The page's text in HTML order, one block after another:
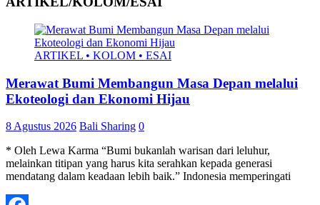
ARTIKEL • KOLOM • ESAI
Merawat Bumi Membangun Masa Depan melalui
Ekoteologi dan Ekonomi Hijau
8 Agustus 2026 Bali Sharing 0
* Oleh Lewa Karma “Bumi bukanlah warisan dari leluhur,
melainkan titipan yang harus kita serahkan kepada generasi
mendatang dalam keadaan lebih baik.” Indonesia memperingati